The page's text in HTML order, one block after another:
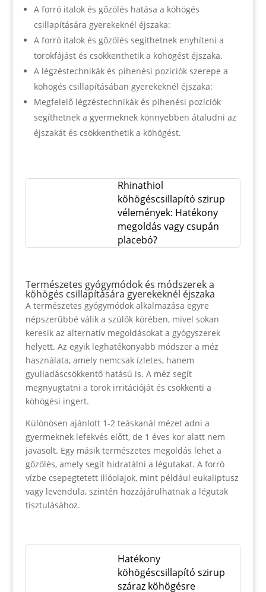
A forró italok és gőzölés hatása a köhögés
csillapítására gyerekeknél éjszaka:
A forró italok és gőzölés segíthetnek enyhíteni a
torokfájást és csökkenthetik a köhögést éjszaka.
A légzéstechnikák és pihenési pozíciók szerepe a
köhögés csillapításában gyerekeknél éjszaka:
Megfelelő légzéstechnikák és pihenési pozíciók
segíthetnek a gyermeknek könnyebben átaludni az
éjszakát és csökkenthetik a köhögést.
Rhinathiol
köhögéscsillapító szirup
vélemények: Hatékony
megoldás vagy csupán
placebó?
Természetes gyógymódok és módszerek a
köhögés csillapítására gyerekeknél éjszaka
A természetes gyógymódok alkalmazása egyre
népszerűbbé válik a szülők körében, mivel sokan
keresik az alternatív megoldásokat a gyógyszerek
helyett. Az egyik leghatékonyabb módszer a méz
használata, amely nemcsak ízletes, hanem
gyulladáscsökkentő hatású is. A méz segít
megnyugtatni a torok irritációját és csökkenti a
köhögési ingert.
Különösen ajánlott 1-2 teáskanál mézet adni a
gyermeknek lefekvés előtt, de 1 éves kor alatt nem
javasolt. Egy másik természetes megoldás lehet a
gőzölés, amely segít hidratálni a légutakat. A forró
vízbe csepegtetett illóolajok, mint például eukaliptusz
vagy levendula, szintén hozzájárulhatnak a légutak
tisztulásához.
Hatékony
köhögéscsillapító szirup
száraz köhögésre